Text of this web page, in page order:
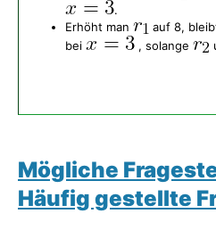
.
Erhöht man
auf 8,
bei
, solange
Mögliche
Häufig gestellte